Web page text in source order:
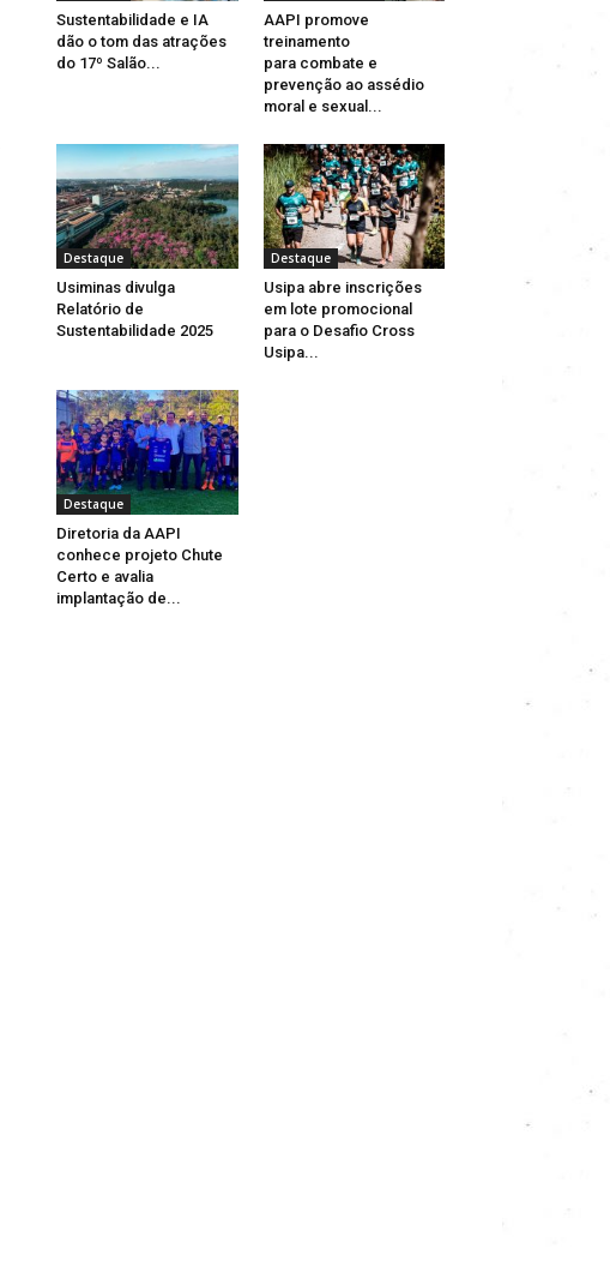
Sustentabilidade e IA
dão o tom das atrações
do 17º Salão...
AAPI promove
treinamento
para combate e
prevenção ao assédio
moral e sexual...
Destaque
Usiminas divulga
Relatório de
Sustentabilidade 2025
Destaque
Usipa abre inscrições
em lote promocional
para o Desafio Cross
Usipa...
Destaque
Diretoria da AAPI
conhece projeto Chute
Certo e avalia
implantação de...